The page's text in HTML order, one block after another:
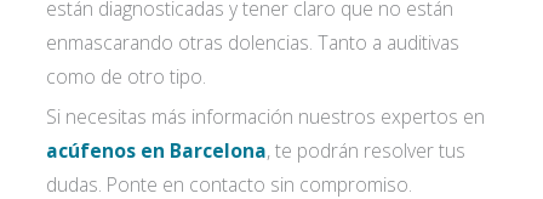
están diagnosticadas y tener claro que no están
enmascarando otras dolencias. Tanto a auditivas
como de otro tipo.
Si necesitas más información nuestros expertos en
acúfenos en Barcelona, te podrán resolver tus
dudas. Ponte en contacto sin compromiso.